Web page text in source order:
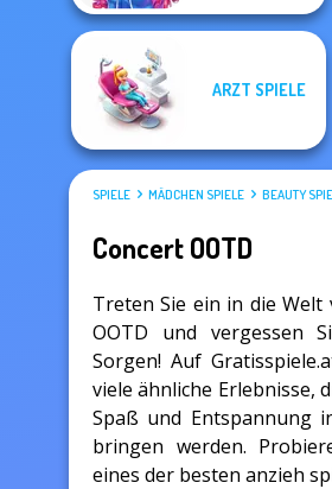
ARZT SPIELE
SPIELE MÄDCHEN SPIELE BEAUTY
Concert OOTD
Treten Sie ein in die Welt
OOTD und vergessen
Sorgen! Auf
viele ähnliche Erlebnisse,
Spaß und Entspannung
bringen werden.
eines der besten anzieh